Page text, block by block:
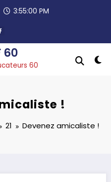
3:55:01 PM
60
60
!
21 Devenez amicaliste !